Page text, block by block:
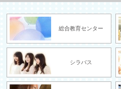
総合教育センター
シラバス